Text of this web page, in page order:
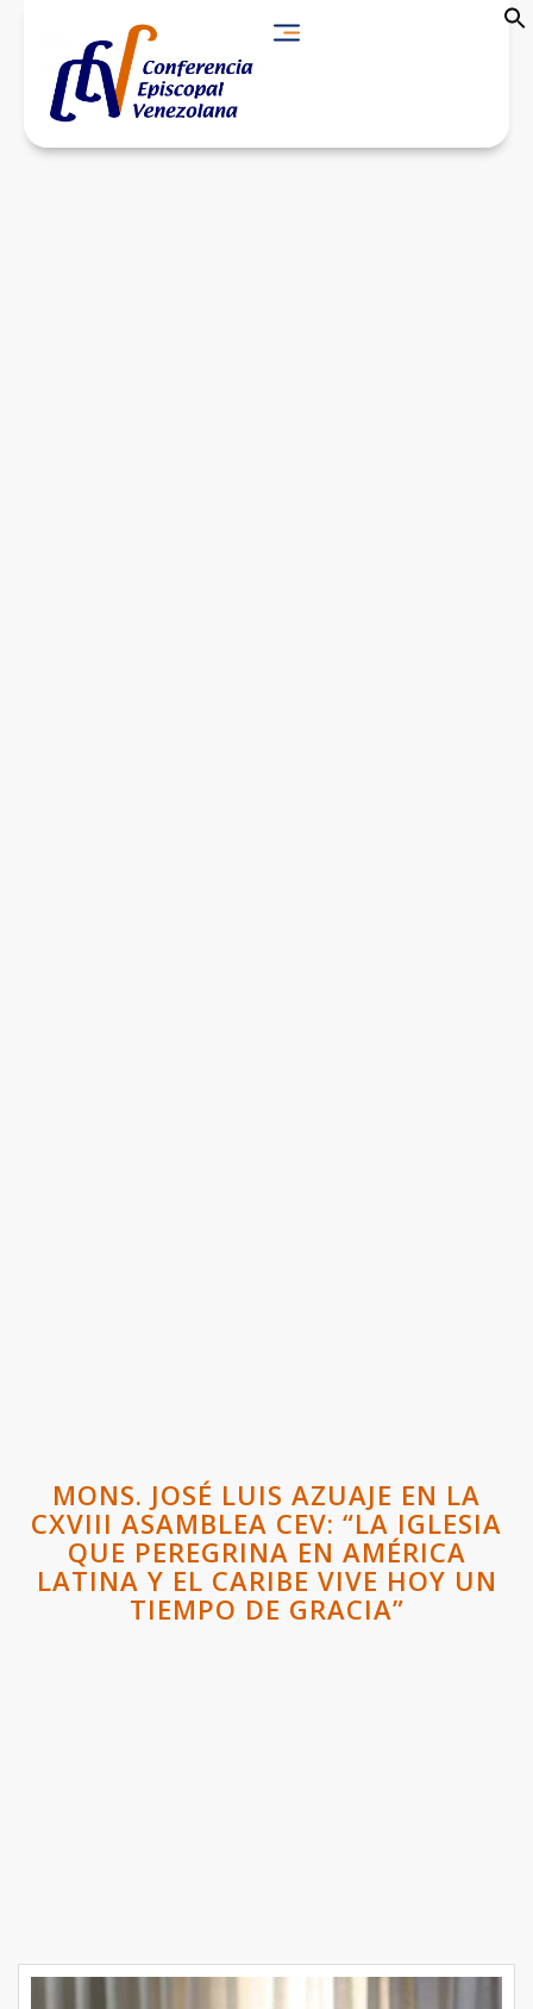
MONS. JOSÉ LUIS AZUAJE EN LA
CXVIII ASAMBLEA CEV: “LA IGLESIA
QUE PEREGRINA EN AMÉRICA
LATINA Y EL CARIBE VIVE HOY UN
TIEMPO DE GRACIA”